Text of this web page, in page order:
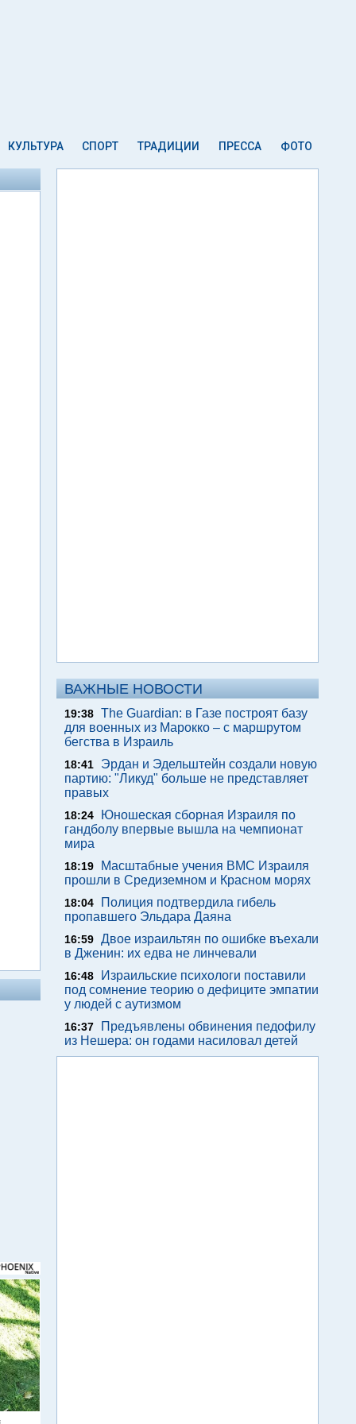
КУЛЬТУРА СПОРТ ТРАДИЦИИ ПРЕССА ФОТО
ВАЖНЫЕ НОВОСТИ
19:38 The Guardian: в Газе построят базу
для военных из Марокко – с маршрутом
бегства в Израиль
18:41
Эрдан и Эдельштейн создали новую
партию: "Ликуд" больше не представляет
правых
18:24
Юношеская сборная Израиля по
гандболу впервые вышла на чемпионат
мира
18:19
Масштабные учения ВМС Израиля
прошли в Средиземном и Красном морях
18:04
Полиция подтвердила гибель
пропавшего Эльдара Даяна
16:59 Двое израильтян по ошибке въехали
в Дженин: их едва не линчевали
16:48
Израильские психологи поставили
под сомнение теорию о дефиците эмпатии
у людей с аутизмом
16:37
Предъявлены обвинения педофилу
из Нешера: он годами насиловал детей